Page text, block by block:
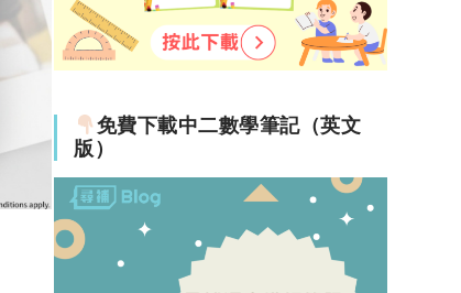
免費下載中二數學筆記（英文
版）